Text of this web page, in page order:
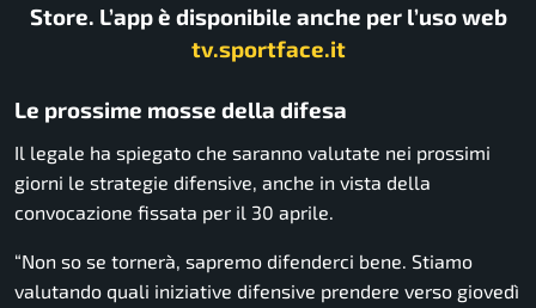
Store. L’app è disponibile anche per l’uso web
tv.sportface.it
Le prossime mosse della difesa
Il legale ha spiegato che saranno valutate nei prossimi
giorni le strategie difensive, anche in vista della
convocazione fissata per il 30 aprile.
“Non so se tornerà, sapremo difenderci bene. Stiamo
valutando quali iniziative difensive prendere verso giovedì